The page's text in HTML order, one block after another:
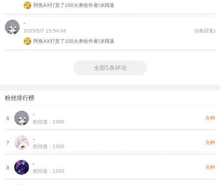
阿鱼AX打赏了100火券给作者!冰阔落
-
2025/5/7 15:54:06
(0条回复)
阿鱼AX打赏了100火券给作者!冰阔落
全部5条评论
粉丝排行榜
6
-
粉丝值：1300
火种
7
-
粉丝值：1300
火种
8
-
粉丝值：1200
火种